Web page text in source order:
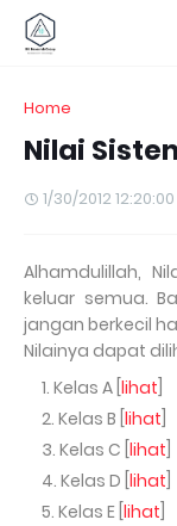
Home
Nilai
1/30/2012
Alhamdulillah,
keluar semua.
jangan berkecil
Nilainya dapat
Kelas A [ lihat
Kelas B [ lihat
Kelas C [ lihat
Kelas D [ lihat
Kelas E [ lihat